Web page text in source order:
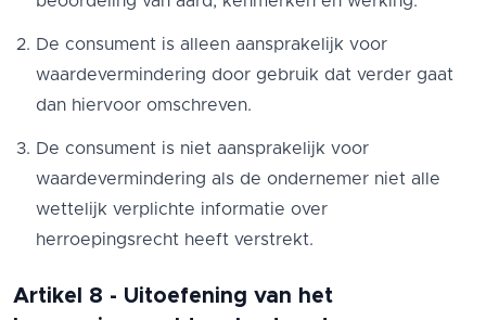
De consument is alleen aansprakelijk voor
waardevermindering door gebruik dat verder gaat
dan hiervoor omschreven.
De consument is niet aansprakelijk voor
waardevermindering als de ondernemer niet alle
wettelijk verplichte informatie over
herroepingsrecht heeft verstrekt.
Artikel 8 - Uitoefening van het